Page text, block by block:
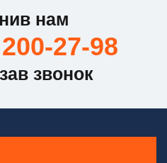
нам
27-98
звонок